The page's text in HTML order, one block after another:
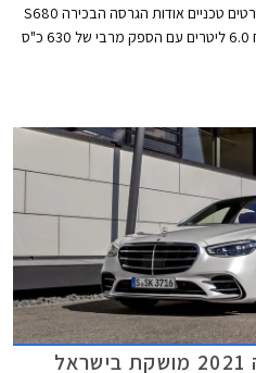
באירופה ולראשונה חושפת היצרנית פרטים טכניים אודות הגרסה הבכירה S680
המצוידת במנוע טורבו בנזין V12 בנפח 6.0 ליטרים עם הספק מרבי של 630 כ"ס